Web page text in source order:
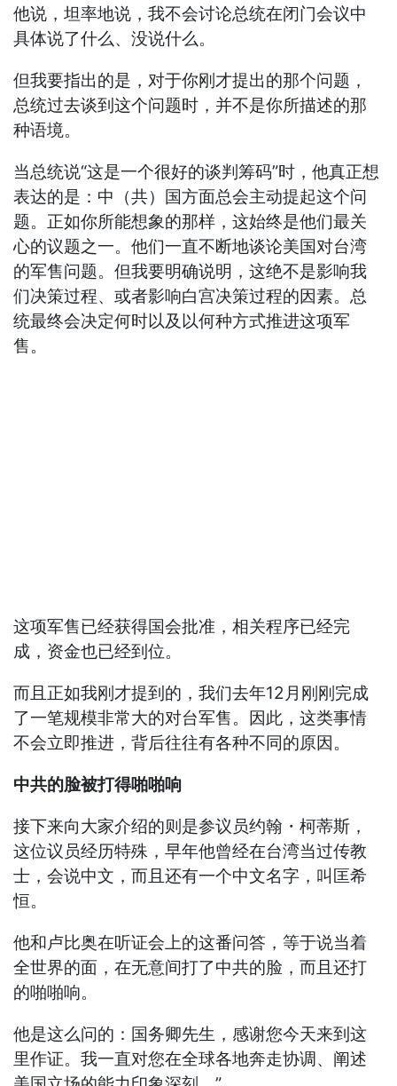
他说，坦率地说，我不会讨论总统在闭门会议中
具体说了什么、没说什么。
但我要指出的是，对于你刚才提出的那个问题，
总统过去谈到这个问题时，并不是你所描述的那
种语境。
当总统说“这是一个很好的谈判筹码”时，他真正想
表达的是：中（共）国方面总会主动提起这个问
题。正如你所能想象的那样，这始终是他们最关
心的议题之一。他们一直不断地谈论美国对台湾
的军售问题。但我要明确说明，这绝不是影响我
们决策过程、或者影响白宫决策过程的因素。总
统最终会决定何时以及以何种方式推进这项军
售。
这项军售已经获得国会批准，相关程序已经完
成，资金也已经到位。
而且正如我刚才提到的，我们去年12月刚刚完成
了一笔规模非常大的对台军售。因此，这类事情
不会立即推进，背后往往有各种不同的原因。
中共的脸被打得啪啪响
接下来向大家介绍的则是参议员约翰・柯蒂斯，
这位议员经历特殊，早年他曾经在台湾当过传教
士，会说中文，而且还有一个中文名字，叫匡希
恒。
他和卢比奥在听证会上的这番问答，等于说当着
全世界的面，在无意间打了中共的脸，而且还打
的啪啪响。
他是这么问的：国务卿先生，感谢您今天来到这
里作证。我一直对您在全球各地奔走协调、阐述